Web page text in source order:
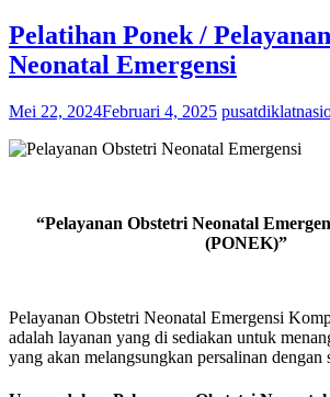
Pelatihan Ponek /
Neonatal Emergensi
Mei 22, 2024Februari 4, 2025
“Pelayanan Obstetri Neonatal
(PONEK)”
Pelayanan Obstetri Neonatal Emergensi
adalah layanan yang di sediakan untuk
yang akan melangsungkan persalinan dengan